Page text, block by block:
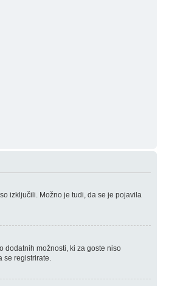
izključili. Možno je tudi, da se je pojavila
dodatnih možnosti, ki za goste niso
registrirate.